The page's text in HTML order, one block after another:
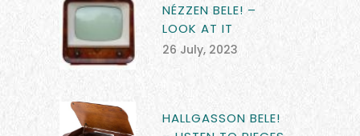
NÉZZEN BELE! –
LOOK AT IT
26 July, 2023
HALLGASSON BELE!